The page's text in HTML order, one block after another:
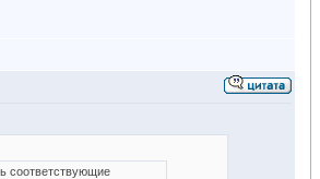
соответствующие